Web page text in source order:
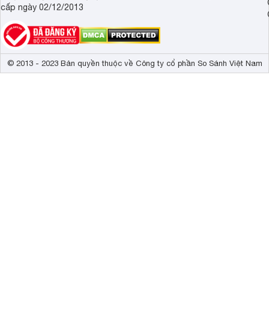
cấp ngày 02/12/2013
© 2013 - 2023 Bản quyền thuộc về Công ty cổ phần So Sánh Việt Nam